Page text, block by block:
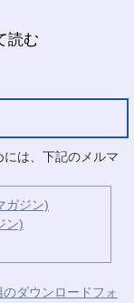
は、下記のメルマ
ガジン)
ン)